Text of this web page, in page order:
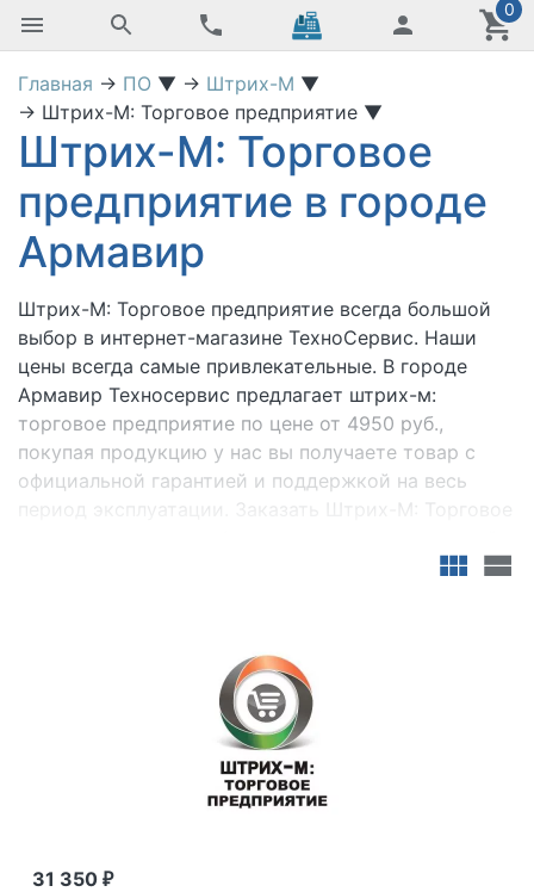
0
Главная → ПО ▼ → Штрих-М ▼
→ Штрих-М: Торговое предприятие ▼
Штрих-М: Торговое
предприятие в городе
Армавир
Штрих-М: Торговое предприятие всегда большой
выбор в интернет-магазине ТехноСервис. Наши
цены всегда самые привлекательные. В городе
Армавир Техносервис предлагает штрих-м:
торговое предприятие по цене от 4950 руб.,
покупая продукцию у нас вы получаете товар с
официальной гарантией и поддержкой на весь
период эксплуатации. Заказать Штрих-М: Торговое
31 350 ₽